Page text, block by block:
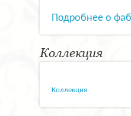
Подробнее о
Коллекция
Коллекция